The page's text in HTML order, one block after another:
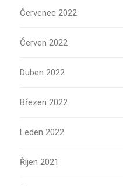
Červenec 2022
Červen 2022
Duben 2022
Březen 2022
Leden 2022
Říjen 2021